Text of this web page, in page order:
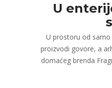
U
U prostoru od
proizvodi govore, a
domaćeg brenda